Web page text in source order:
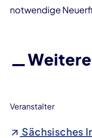
notwendige
Veranstalter
Sächsisches